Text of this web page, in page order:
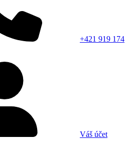
+421 919 174
Váš účet